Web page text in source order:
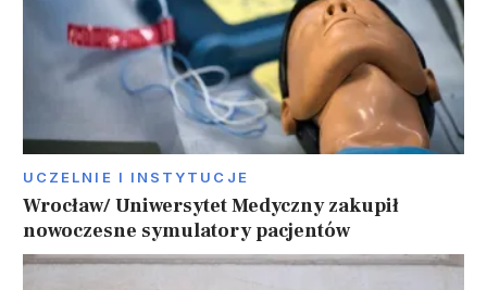
UCZELNIE I INSTYTUCJE
Wrocław/ Uniwersytet Medyczny zakupił
nowoczesne symulatory pacjentów